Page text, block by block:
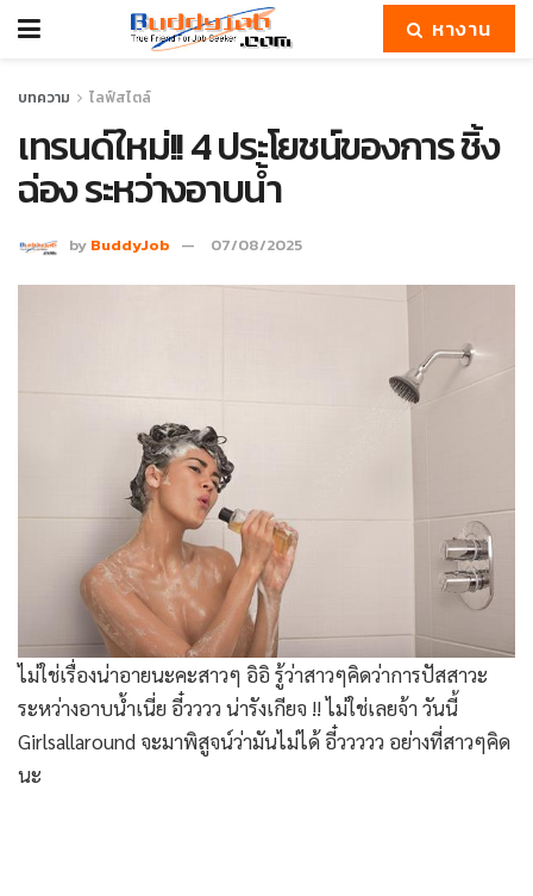
หางาน
บทความ ไลฟ์สไตล์
เทรนด์ใหม่!! 4 ประโยชน์ของการ ชิ้ง
ฉ่อง ระหว่างอาบน้ำ
by BuddyJob 07/08/2025
ไม่ใช่เรื่องน่าอายนะคะสาวๆ อิอิ รู้ว่าสาวๆคิดว่าการปัสสาวะ
ระหว่างอาบน้ำเนี่ย อี๋วววว น่ารังเกียจ !! ไม่ใช่เลยจ้า วันนี้
Girlsallaround จะมาพิสูจน์ว่ามันไม่ได้ อี๋ววววว อย่างที่สาวๆคิด
นะ